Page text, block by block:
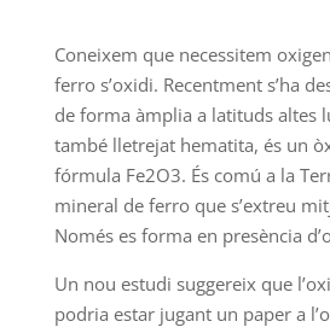
Coneixem que necessitem
ferro s’oxidi. Recentment s’ha
de forma àmplia a latituds altes
també lletrejat hematita, és un
fórmula Fe2O3. És comú a la
mineral de ferro que s’extreu
Només es forma en presència
Un nou estudi suggereix que
podria estar jugant un paper a